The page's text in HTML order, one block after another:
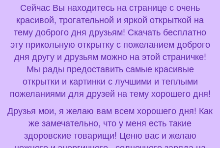
Сейчас Вы находитесь на странице с очень
красивой, трогательной и яркой открыткой на
тему доброго дня друзьям! Скачать бесплатно
эту прикольную открытку с пожеланием доброго
дня другу и друзьям можно на этой страничке!
Мы рады предоставить самые красивые
открытки и картинки с лучшими и теплыми
пожеланиями для друзей на тему хорошего дня!
Друзья мои, я желаю вам всем хорошего дня! Как
же замечательно, что у меня есть такие
здоровские товарищи! Ценю вас и желаю